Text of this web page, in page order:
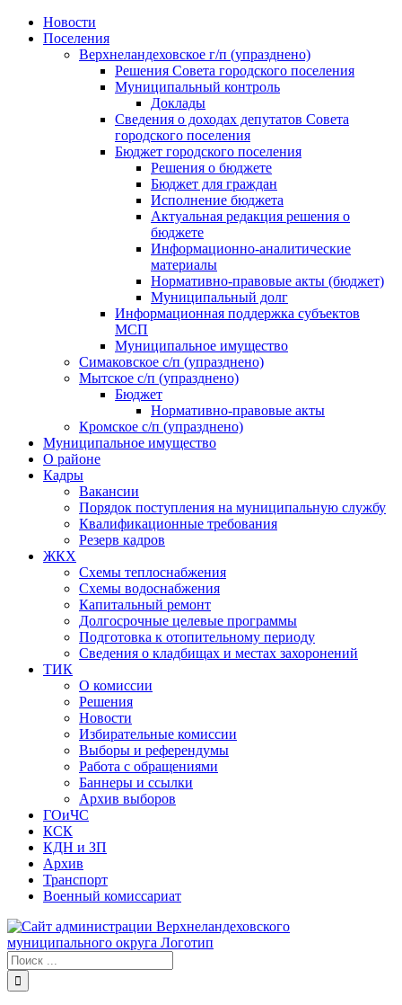
Skip
Новости
Поселения
Верхнеландеховское г/п (упразднено)
Решения Совета городского поселения
Муниципальный контроль
Доклады
Сведения о доходах депутатов Совета
городского поселения
Бюджет городского поселения
Решения о бюджете
Бюджет для граждан
Исполнение бюджета
Актуальная редакция решения о
бюджете
Информационно-аналитические
материалы
Нормативно-правовые акты (бюджет)
Муниципальный долг
Информационная поддержка субъектов
МСП
Муниципальное имущество
Симаковское с/п (упразднено)
Мытское с/п (упразднено)
Бюджет
Нормативно-правовые акты
Кромское с/п (упразднено)
Муниципальное имущество
О районе
Кадры
Вакансии
Порядок поступления на муниципальную службу
Квалификационные требования
Резерв кадров
ЖКХ
Схемы теплоснабжения
Схемы водоснабжения
Капитальный ремонт
Долгосрочные целевые программы
Подготовка к отопительному периоду
Сведения о кладбищах и местах захоронений
ТИК
О комиссии
Решения
Новости
Избирательные комиссии
Выборы и референдумы
Работа с обращениями
Баннеры и ссылки
Архив выборов
ГОиЧС
КСК
КДН и ЗП
Архив
Транспорт
Военный комиссариат
Результат
поиска: